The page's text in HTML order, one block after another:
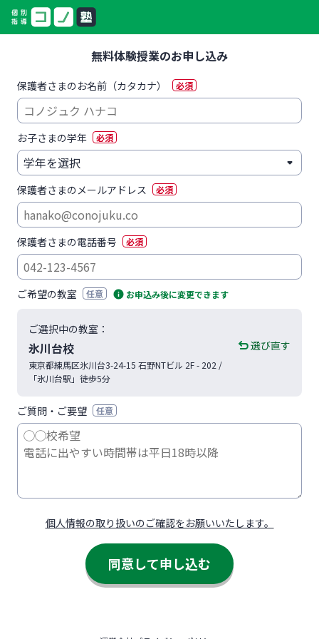
無料体験授業のお申し込み
保護者さまのお名前（カタカナ） 必須
お子さまの学年 必須
保護者さまのメールアドレス 必須
保護者さまの電話番号 必須
ご希望の教室 任意 お申込み後に変更できます
ご選択中の教室：
氷川台校
東京都練馬区氷川台3-24-15 石野NTビル 2F - 202 /
「氷川台駅」徒歩5分
選び直す
ご質問・ご要望 任意
個人情報の取り扱いのご確認をお願いいたします。
同意して申し込む